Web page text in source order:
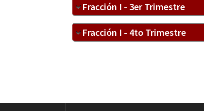
Fracción I - 3er Trimestre
Fracción I - 4to Trimestre